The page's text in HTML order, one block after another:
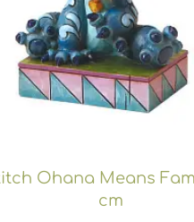
Ohana Means
cm